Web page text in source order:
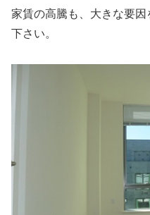
家賃の高騰も、大きな要
下さい。